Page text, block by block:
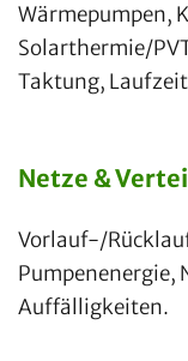
Wärmepumpen,
Solarthermie/
Taktung,
Netze &
Vorlauf-/
Pumpenenergie,
Auffälligkeiten.